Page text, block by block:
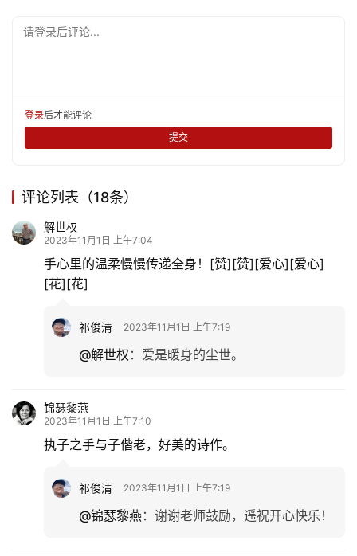
文
活
旅
游
专
登录 注册
请登录后评论...
登录后才能评论
提交
评论列表（18条）
解世权
2023年11月1日 上午7:04
手心里的温柔慢慢传递全身！[赞][赞][爱心][爱心]
[花][花]
祁俊清 2023年11月1日 上午7:19
@解世权 ： 爱是暖身的尘世。
锦瑟黎燕
2023年11月1日 上午7:10
执子之手与子偕老，好美的诗作。
祁俊清 2023年11月1日 上午7:19
@锦瑟黎燕： 谢谢老师鼓励，遥祝开心快乐！